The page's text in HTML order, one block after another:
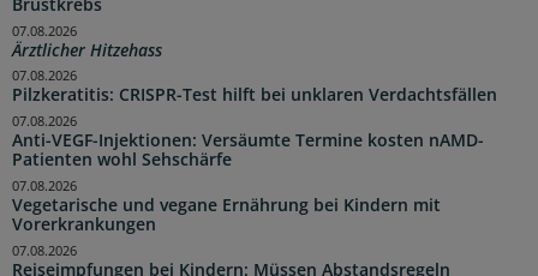
Brustkrebs
Ärztlicher Hitzehass
07.08.2026
Pilzkeratitis: CRISPR-Test hilft bei unklaren Verdachtsfällen
07.08.2026
Anti-VEGF-Injektionen: Versäumte Termine kosten nAMD-
Patienten wohl Sehschärfe
07.08.2026
Vegetarische und vegane Ernährung bei Kindern mit
Vorerkrankungen
07.08.2026
Reiseimpfungen bei Kindern: Müssen Abstandsregeln
07.08.2026